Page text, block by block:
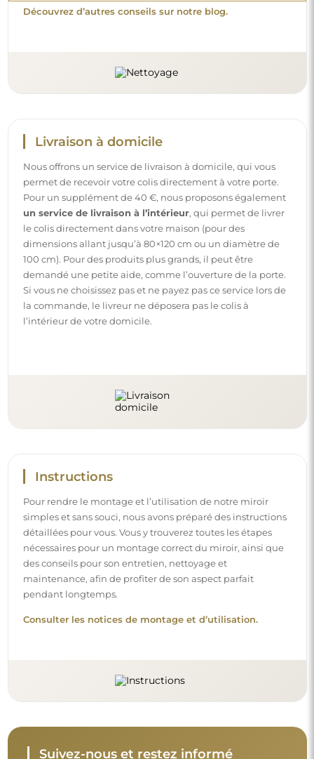
Découvrez d’autres conseils sur notre blog.
Livraison à domicile
Nous offrons un service de livraison à domicile, qui vous
permet de recevoir votre colis directement à votre porte.
Pour un supplément de 40 €, nous proposons également
un service de livraison à l’intérieur, qui permet de livrer
le colis directement dans votre maison (pour des
dimensions allant jusqu’à 80×120 cm ou un diamètre de
100 cm). Pour des produits plus grands, il peut être
demandé une petite aide, comme l’ouverture de la porte.
Si vous ne choisissez pas et ne payez pas ce service lors de
la commande, le livreur ne déposera pas le colis à
l’intérieur de votre domicile.
Instructions
Pour rendre le montage et l’utilisation de notre miroir
simples et sans souci, nous avons préparé des instructions
détaillées pour vous. Vous y trouverez toutes les étapes
nécessaires pour un montage correct du miroir, ainsi que
des conseils pour son entretien, nettoyage et
maintenance, afin de profiter de son aspect parfait
pendant longtemps.
Consulter les notices de montage et d’utilisation.
Suivez-nous et restez informé